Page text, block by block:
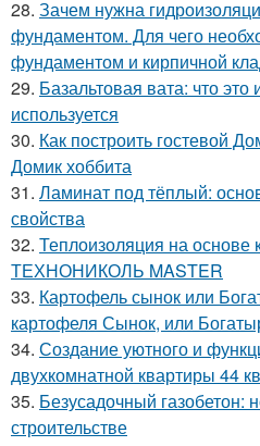
28. Зачем нужна
фундаментом. Для чего
фундаментом и кирпичной
29. Базальтовая вата: что это
используется
30. Как построить гостевой
Домик хоббита
31. Ламинат под тёплый:
свойства
32. Теплоизоляция на основе
ТЕХНОНИКОЛЬ MASTER
33. Картофель сынок или
картофеля Сынок, или
34. Создание уютного и
двухкомнатной квартиры 44
35. Безусадочный газобетон:
строительстве